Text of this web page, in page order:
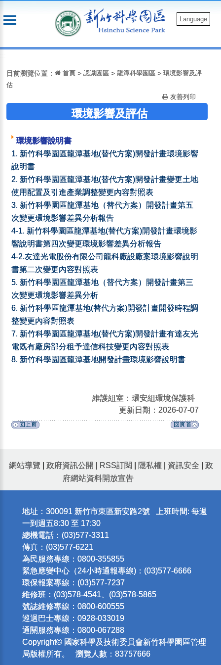
到
Language
目前瀏覽位置： 首頁 >認識園區 >龍潭科學園區 >環境影響及評
估
友善列印
環境影響及評估
環境影響說明書
1. 新竹科學園區龍潭基地(替代方案)開發計畫環境影響
說明書
2. 新竹科學園區龍潭基地(替代方案)開發計畫變更土地
使用配置及引進產業調整變更內容對照表
3. 新竹科學園區龍潭基地（替代方案）開發計畫第五
次變更環境影響差異分析報告
4-1. 新竹科學園區龍潭基地(替代方案)開發計畫環境影
響說明書第四次變更環境影響差異分析報告
4-2.友達光電股份有限公司龍科廠設廠案環境影響說明
書第二次變更內容對照表
5. 新竹科學園區龍潭基地（替代方案）開發計畫第三
次變更環境影響差異分析
6. 新竹科學區龍潭基地(替代方案)開發計畫開發時程調
整變更內容對照表
7. 新竹科學園區龍潭基地(替代方案)開發計畫有達友光
電既有廠房部分租予達信科技變更內容對照表
8. 新竹科學園區龍潭基地開發計畫環境影響說明書
維護組室：環安組環境保護科
更新日期：2026-07-07
網站導覽 政府資訊公開 RSS訂閱 隱私權 資訊安全
政
府網站資料開放宣告
地址：300091 新竹市東區新安路2號 上班時間: 每週
一到週五8:30 至 17:30
總機電話：(03)577-3311
傳真：(03)577-6221
為民服務專線：0800-355855
緊急應變中心（24小時通報專線)：(03)577-6666
環保報案專線：(03)577-7237
維修班：(03)578-4541、(03)578-5865
號誌維修專線：0800-600555
巡迴巴士專線：0928-033019
通關服務專線：0800-067288
Copyright© 國家科學及技術委員會新竹科學園區管理
局版權所有。 瀏覽人數：83757666